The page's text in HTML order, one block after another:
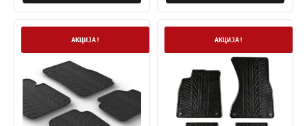
АКЦИЈА! Нема залихаАКЦИЈА!